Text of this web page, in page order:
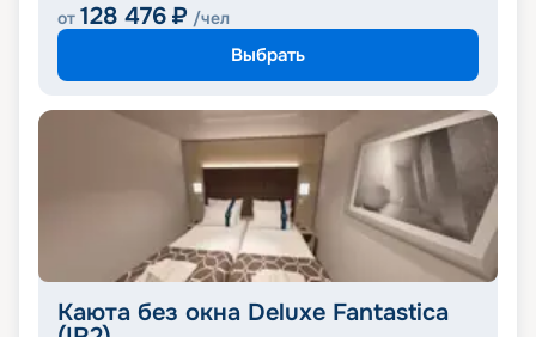
от 128 476 ₽ /чел
Выбрать
Каюта без окна Deluxe Fantastica